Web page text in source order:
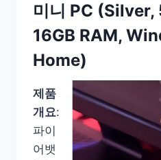
미니 PC (Silver,
16GB RAM,
Home)
제품
개요:
파이
어뱃